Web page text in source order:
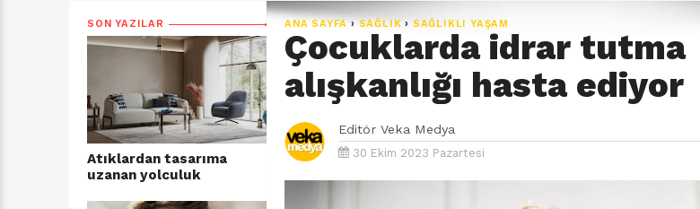
SON YAZILAR
Atıklardan tasarıma
uzanan yolculuk
ANA SAYFA › SAĞLIK › SAĞLIKLI YAŞAM
Çocuklarda idrar tutma
alışkanlığı hasta ediyor
Editör Veka Medya
30 Ekim 2023 Pazartesi